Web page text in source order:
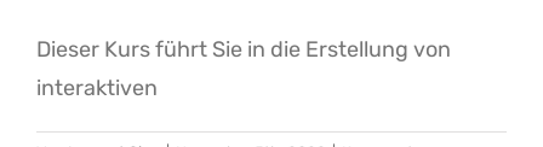
Dieser Kurs führt Sie in die Erstellung von
interaktiven